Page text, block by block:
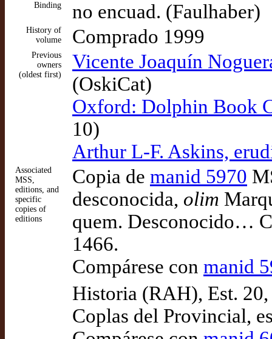
Binding no encuad. (Faulhaber)
History of
volume
Comprado 1999
Previous
owners
(oldest first)
Vicente Joaquín
(OskiCat)
Oxford: Dolphin Book
10)
Arthur L-F. Askins,
Associated
MSS,
editions, and
specific
copies of
editions
Copia de manid 5970
desconocida, olim
quem. Desconocido…
1466.
Compárese con manid
Historia (RAH), Est. 20,
Coplas del Provincial,